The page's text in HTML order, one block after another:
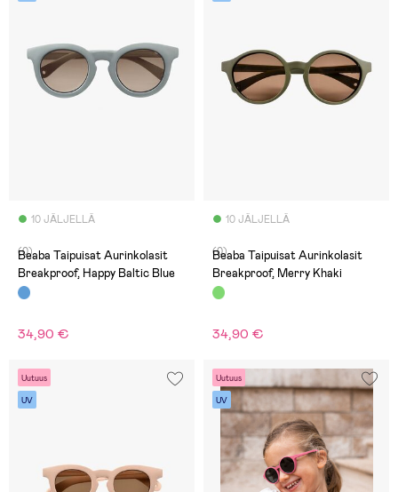
10 JÄLJELLÄ
(0)
Beaba Taipuisat Aurinkolasit
Breakproof, Happy Baltic Blue
34,90 €
10 JÄLJELLÄ
(0)
Beaba Taipuisat Aurinkolasit
Breakproof, Merry Khaki
34,90 €
Uutuus
UV
Uutuus
UV